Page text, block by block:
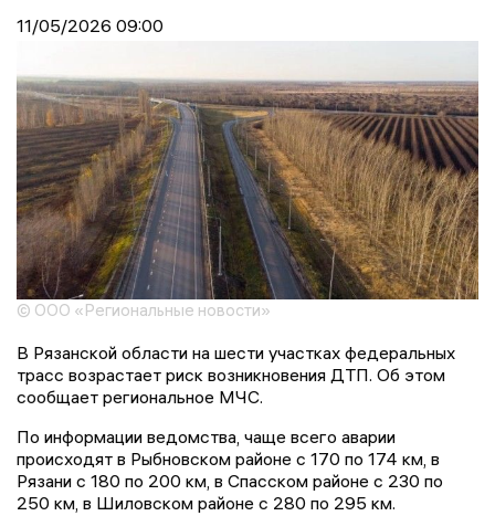
11/05/2026 09:00
© ООО «Региональные новости»
В Рязанской области на шести участках федеральных
трасс возрастает риск возникновения ДТП. Об этом
сообщает региональное МЧС.
По информации ведомства, чаще всего аварии
происходят в Рыбновском районе с 170 по 174 км, в
Рязани с 180 по 200 км, в Спасском районе с 230 по
250 км, в Шиловском районе с 280 по 295 км.